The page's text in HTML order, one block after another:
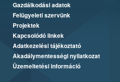
Gazdálkodási adatok
Felügyeleti szervünk
Projektek
Kapcsolódó linkek
Adatkezelési tájékoztató
Akadálymentességi nyilatkozat
Üzemeltetési információ